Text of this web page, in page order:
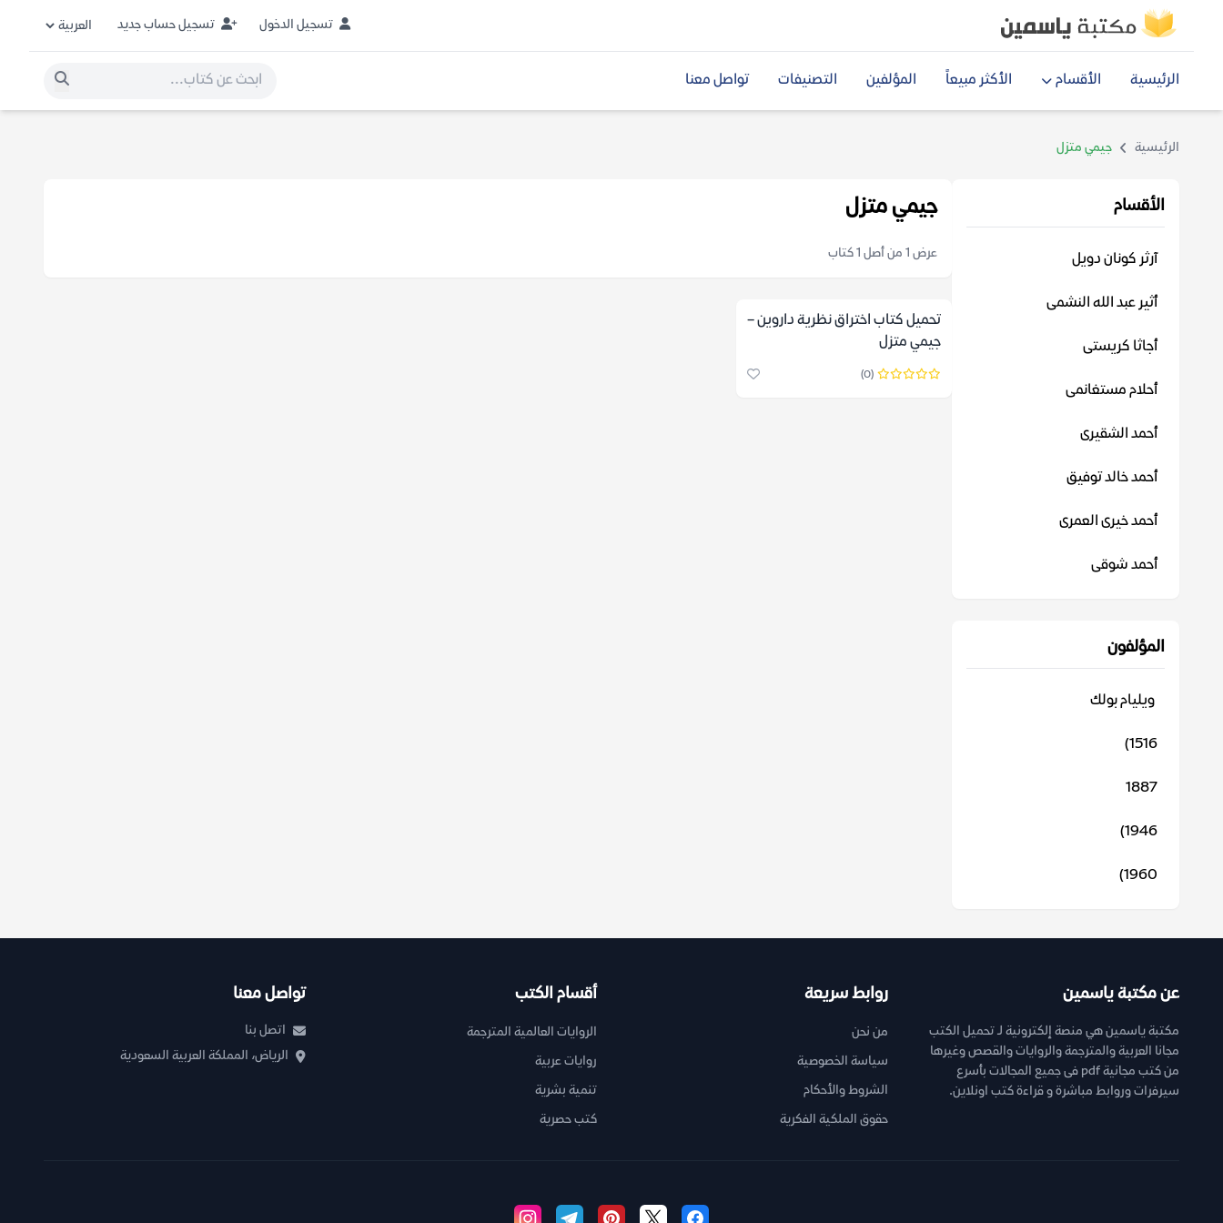
تسجيل الدخول تسجيل حساب جديد
الرئيسية الأقسام الأكثر مبيعاً المؤلفين التصنيفات تواصل معنا
الرئيسية جيمي متزل
الأقسام
آرثر كونان دويل
أثير عبد الله النشمى
أجاثا كريستى
أحلام مستغانمى
أحمد الشقيرى
أحمد خالد توفيق
أحمد خيرى العمرى
أحمد شوقى
المؤلفون
‬ ويليام بولك
1516)
1887
1946)
1960)
جيمي متزل
عرض 1 من أصل 1 كتاب
تحميل كتاب اختراق نظرية داروين –
جيمي متزل
(0)
عن مكتبة ياسمين
مكتبة ياسمين هي منصة إلكترونية لـ تحميل الكتب
مجانا العربية والمترجمة والروايات والقصص وغيرها
من كتب مجانية pdf فى جميع المجالات بأسرع
سيرفرات وروابط مباشرة و قراءة كتب اونلاين.
روابط سريعة
من نحن
سياسة الخصوصية
الشروط والأحكام
حقوق الملكية الفكرية
أقسام الكتب
الروايات العالمية المترجمة
روايات عربية
تنمية بشرية
كتب حصرية
تواصل معنا
اتصل بنا
الرياض، المملكة العربية السعودية